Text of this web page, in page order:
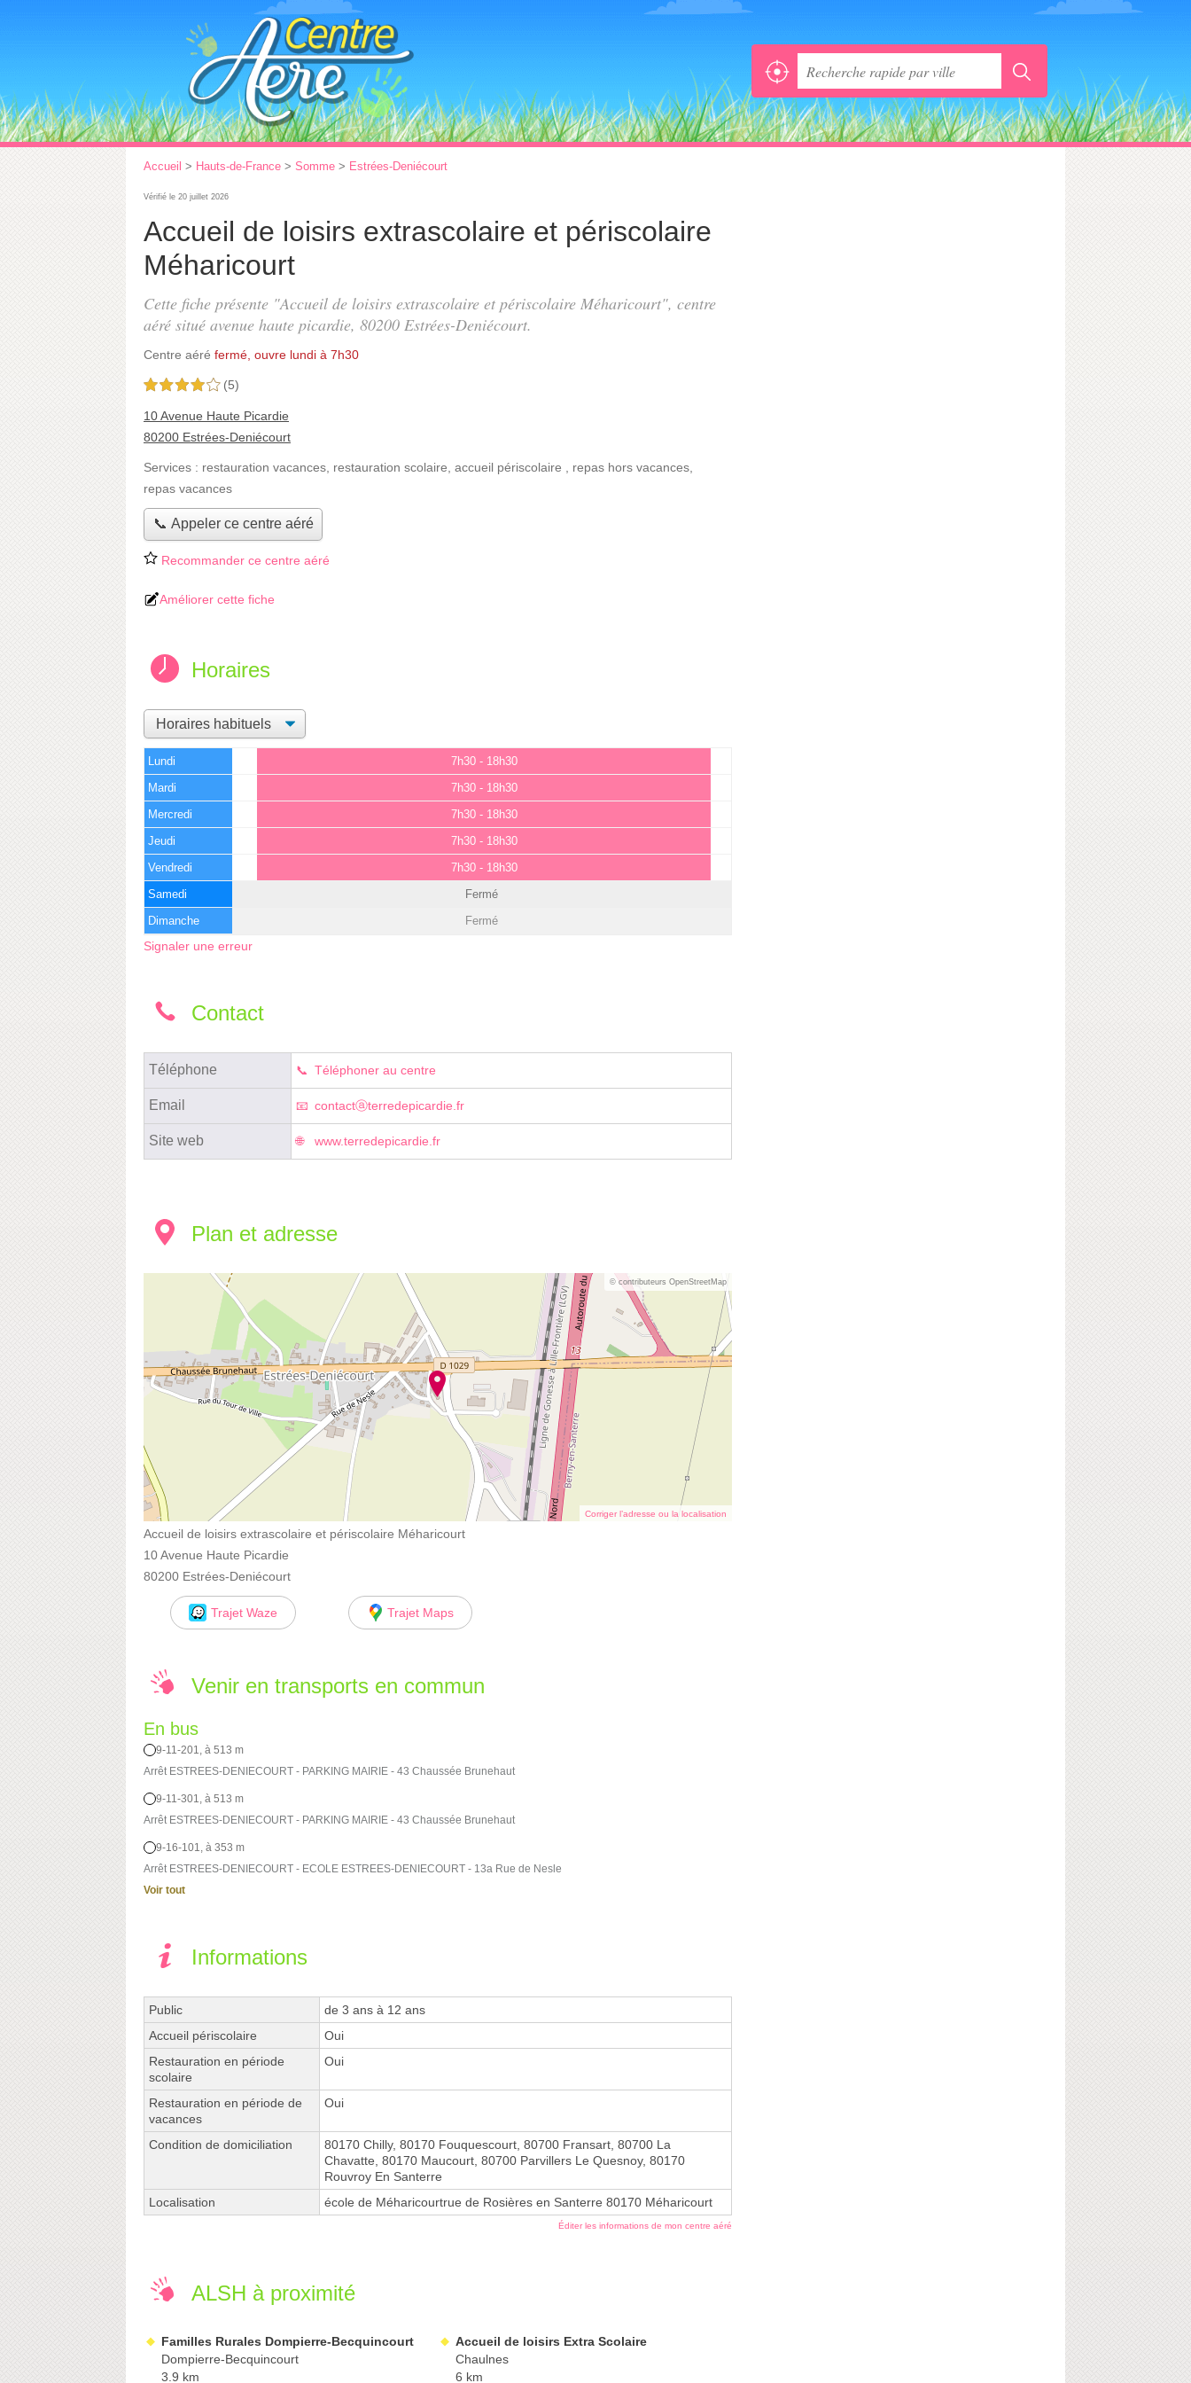
Accueil > Hauts-de-France > Somme > Estrées-Deniécourt
Vérifié le 20 juillet 2026
Accueil de loisirs extrascolaire et périscolaire
Méharicourt
Cette fiche présente "Accueil de loisirs extrascolaire et périscolaire Méharicourt", centre
aéré situé avenue haute picardie, 80200 Estrées-Deniécourt.
Centre aéré fermé, ouvre lundi à 7h30
4,0 étoiles sur 5 (5)
10 Avenue Haute Picardie
80200 Estrées-Deniécourt
Services : restauration vacances restauration scolaire accueil périscolaire repas hors vacances
repas vacances
📞 Appeler ce centre aéré
Recommander ce centre aéré
Améliorer cette fiche
Horaires
Lundi 7h30 - 18h30
Mardi 7h30 - 18h30
Mercredi 7h30 - 18h30
Jeudi 7h30 - 18h30
Vendredi 7h30 - 18h30
Samedi Fermé
Dimanche Fermé
Signaler une erreur
Contact
Téléphone Téléphoner au centre
Email contactⓐterredepicardie.fr
Site web www.terredepicardie.fr
Plan et adresse
© contributeurs OpenStreetMap
Corriger l’adresse ou la localisation
Accueil de loisirs extrascolaire et périscolaire Méharicourt
10 Avenue Haute Picardie
80200 Estrées-Deniécourt
Trajet Waze Trajet Maps
Venir en transports en commun
En bus
9-11-201, à 513 m
Arrêt ESTREES-DENIECOURT - PARKING MAIRIE - 43 Chaussée Brunehaut
9-11-301, à 513 m
Arrêt ESTREES-DENIECOURT - PARKING MAIRIE - 43 Chaussée Brunehaut
9-16-101, à 353 m
Arrêt ESTREES-DENIECOURT - ECOLE ESTREES-DENIECOURT - 13a Rue de Nesle
Voir tout
Informations
Public
de 3 ans à 12 ans
Accueil périscolaire
Oui
Restauration en période
scolaire
Oui
Restauration en période de
vacances
Oui
Condition de domiciliation
80170 Chilly, 80170 Fouquescourt, 80700 Fransart, 80700 La
Chavatte, 80170 Maucourt, 80700 Parvillers Le Quesnoy, 80170
Rouvroy En Santerre
Localisation
école de Méharicourtrue de Rosières en Santerre 80170 Méharicourt
Éditer les informations de mon centre aéré
ALSH à proximité
Familles Rurales Dompierre-Becquincourt
Dompierre-Becquincourt
3.9 km
Accueil de loisirs Extra Scolaire
Chaulnes
6 km